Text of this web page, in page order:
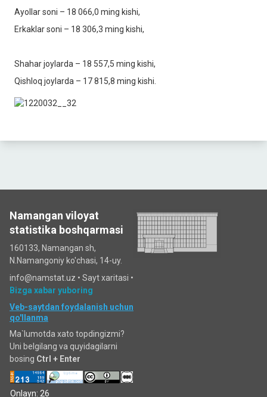
Ayollar soni – 18 066,0 ming kishi,
Erkaklar soni – 18 306,3 ming kishi,
Shahar joylarda – 18 557,5 ming kishi,
Qishloq joylarda – 17 815,8 ming kishi.
Namangan viloyat
statistika boshqarmasi
160133, Namangan sh,
N.Namangoniy ko'chasi, 14-uy.
info@namstat.uz • Sayt xaritasi •
Bizga xabar yuboring
Veb-saytdan foydalanish uchun
qo'llanma
Ma`lumotda xato topdingizmi?
Uni belgilang va quyidagilarni
bosing Ctrl + Enter
Onlayn: 26